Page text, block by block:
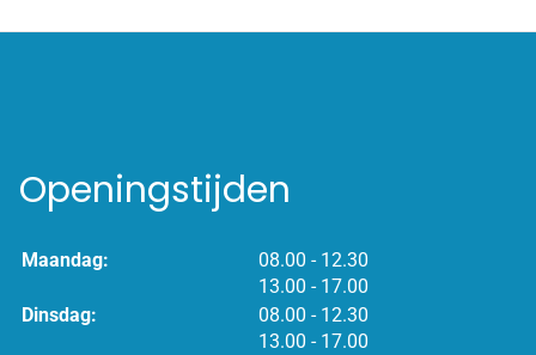
Openingstijden
Maandag: 08.00 tot
- 12.30
13.00 tot
- 17.00
Dinsdag:
08.00 tot
- 12.30
13.00 tot
- 17.00